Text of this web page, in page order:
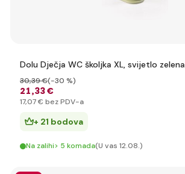
Dolu Dječja WC školjka XL, svijetlo zelena
21,33 €
30,39 €(-30 %)
17,07 € bez PDV-a
+ 21 bodova
Na zalihi> 5 komada(U vas 12.08.)